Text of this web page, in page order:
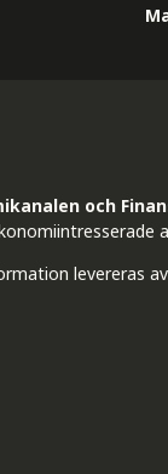
och
levereras